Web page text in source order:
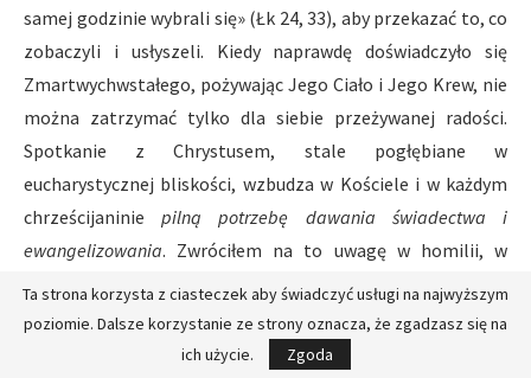
samej godzinie wybrali się» (Łk 24, 33), aby przekazać to, co
zobaczyli i usłyszeli. Kiedy naprawdę doświadczyło się
Zmartwychwstałego, pożywając Jego Ciało i Jego Krew, nie
można zatrzymać tylko dla siebie przeżywanej radości.
Spotkanie z Chrystusem, stale pogłębiane w
eucharystycznej bliskości, wzbudza w Kościele i w każdym
chrześcijaniniepilną potrzebę dawania świadectwa i
ewangelizowania. Zwróciłem na to uwagę w homilii, w
której zapowiedziałem
Rok Eucharystii
, nawiązując do słów
św. Pawła: «Ilekroć bowiem spożywacie ten chleb i pijecie
kielich, śmierć Pana głosicie, aż przyjdzie» (1 Kor 11, 26).
Ta strona korzysta z ciasteczek aby świadczyć usługi na najwyższym
poziomie. Dalsze korzystanie ze strony oznacza, że zgadzasz się na
ich użycie.
Zgoda